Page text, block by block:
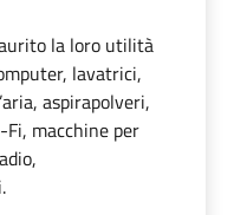
la loro utilità
lavatrici,
aspirapolveri,
macchine per